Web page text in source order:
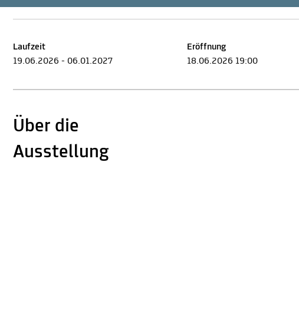
Laufzeit
19.06.2026 - 06.01.2027
Eröffnung
18.06.2026 19:00
Über die
Ausstellung